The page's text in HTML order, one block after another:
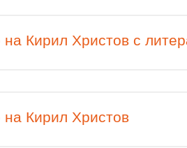
Кирил Христов с
на Кирил Христов